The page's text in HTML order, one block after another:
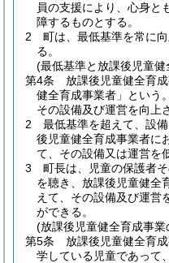
員の支援により、心身と
障するものとする。
2
町は、最低基準を常に
る。
(最低基準と放課後児童健
第4条
放課後児童健全育
健全育成事業者」という
その設備及び運営を向上
2
最低基準を超えて、設
後児童健全育成事業者に
て、その設備又は運営を
3
町長は、児童の保護者
を聴き、放課後児童健全
えて、その設備及び運営
ができる。
(放課後児童健全育成事業
第5条
放課後児童健全育
学している児童であって